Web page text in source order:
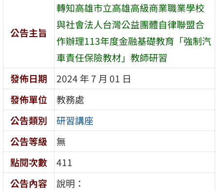
公告主旨
轉知高雄市立高雄高級商業職業學校
與社會法人台灣公益團體自律聯盟合
作辦理113年度金融基礎教育「強制汽
車責任保險教材」教師研習
發佈日期
2024 年 7 月 01 日
發佈單位
教務處
公告類別
研習講座
公告等級
無
點閱次數
411
公告內容
說明：